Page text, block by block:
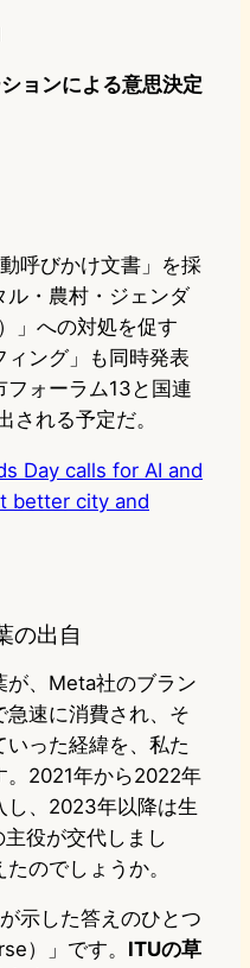
ョンによる意思決定
呼びかけ文書」を採
ル・農村・ジェンダ
」への対処を促す
ィング」も同時発表
フォーラム13と国連
れる予定だ。
Day calls for AI and
better city and
の出自
が、Meta社のブラン
急速に消費され、そ
いった経緯を、私た
。2021年から2022年
し、2023年以降は生
役が交代しまし
のでしょうか。
示した答えのひとつ
）」です。 ITUの草